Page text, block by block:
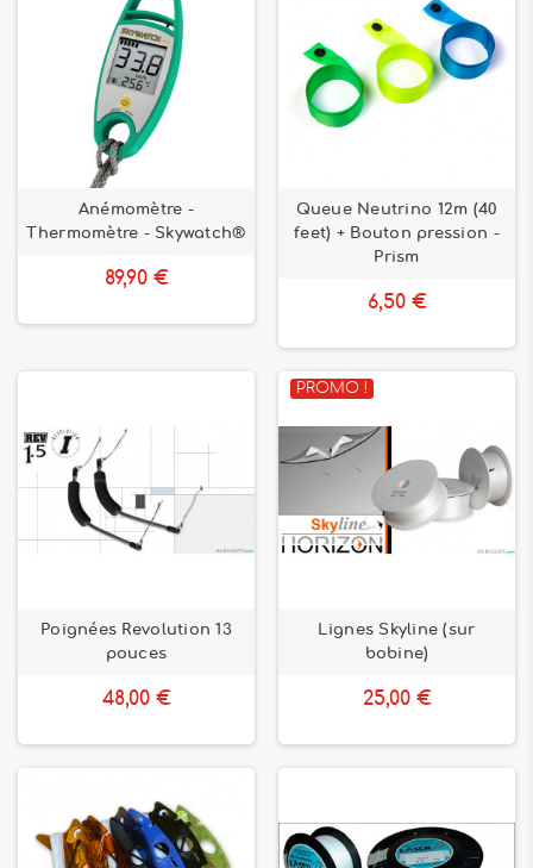
Anémomètre -
Thermomètre - Skywatch®
89,90 €
Queue Neutrino 12m (40
feet) + Bouton pression -
Prism
6,50 €
Poignées Revolution 13
pouces
48,00 €
PROMO !
Lignes Skyline (sur
bobine)
25,00 €